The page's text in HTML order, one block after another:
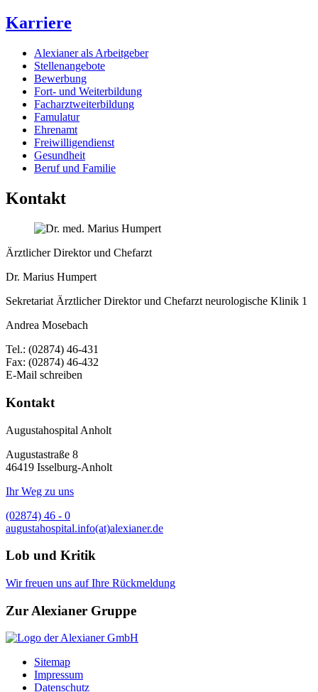
Karriere
Alexianer als Arbeitgeber
Stellenangebote
Bewerbung
Fort- und Weiterbildung
Facharztweiterbildung
Famulatur
Ehrenamt
Freiwilligendienst
Gesundheit
Beruf und Familie
Kontakt
Ärztlicher Direktor und Chefarzt
Dr. Marius Humpert
Sekretariat Ärztlicher Direktor und Chefarzt neurologische Klinik 1
Andrea Mosebach
Tel.: (02874) 46-​431
Fax: (02874) 46-​432
E-​Mail schreiben
Kontakt
Augustahospital Anholt
Augustastraße 8
46419 Isselburg-Anholt
Ihr Weg zu uns
(02874) 46 - 0
augustahospital.info(at)alexianer.de
Lob und Kritik
Wir freuen uns auf Ihre Rückmeldung
Zur Alexianer Gruppe
Sitemap
Impressum
Datenschutz